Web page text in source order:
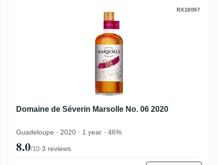
Domaine de Séverin Marsolle No. 06 2020
RX18097
Domaine de Séverin Marsolle No. 06 2020
Guadeloupe · 2020 · 1 year · 46%
8.0/10·3 reviews